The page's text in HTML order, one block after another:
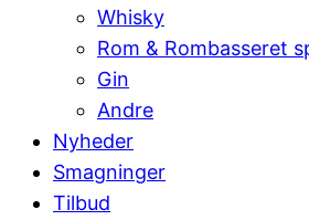
Whisky
Rom & Rombasseret
Gin
Andre
Nyheder
Smagninger
Tilbud